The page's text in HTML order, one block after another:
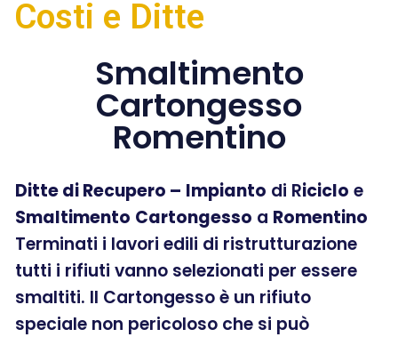
Costi e Ditte
Smaltimento
Cartongesso
Romentino
Ditte di Recupero – Impianto di Riciclo e
Smaltimento Cartongesso a Romentino
Terminati i lavori edili di ristrutturazione
tutti i rifiuti vanno selezionati per essere
smaltiti. Il Cartongesso è un rifiuto
speciale non pericoloso che si può